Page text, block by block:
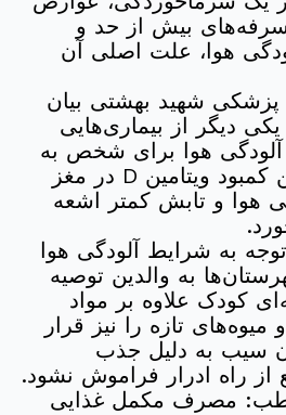
بیش از حد و
هوا، علت اصلی آن
پزشکی شهید بهشتی بیان
دیگر از بیماری‌هایی
هوا برای شخص به
وجود می‌آید؛ همچنین کمبود ویتامین D در مغز
هوا و تابش کمتر اشعه
به شرایط آلودگی هوا
به والدین توصیه
کودک علاوه بر مواد
میوه‌های تازه را نیز قرار
سیب به دلیل جذب
راه ادرار فراموش نشود.
طب: مصرف مکمل غذایی